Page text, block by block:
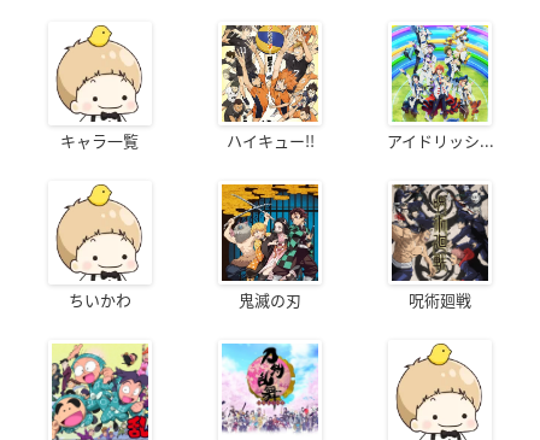
キャラ一覧 ハイキュー!! アイドリッシ...
ちいかわ 鬼滅の刃 呪術廻戦